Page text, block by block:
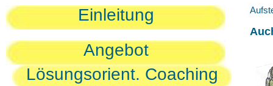
Einleitung
Angebot
Lösungsorient. Coaching